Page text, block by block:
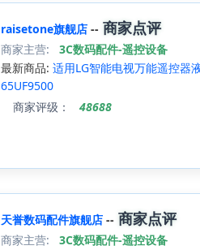
raisetone旗舰店 -- 商家点评
商家主营:
3C数码配件-遥控设备
最新商品: 适用LG智能电视万能遥控器
65UF9500
商家评级：
48688
天誉数码配件旗舰店 -- 商家点评
商家主营:
3C数码配件-遥控设备